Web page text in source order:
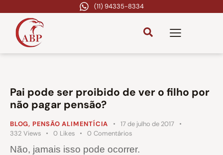
(11) 94335-8334
Pai pode ser proibido de ver o filho por
não pagar pensão?
BLOG, PENSÃO ALIMENTÍCIA
17 de julho de 2017
332 Views 0 Likes 0 Comentários
Não, jamais isso pode ocorrer.